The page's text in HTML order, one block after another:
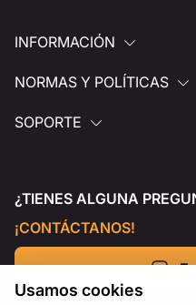
INFORMACIÓN
NORMAS Y POLÍTICAS
SOPORTE
¿TIENES ALGUNA
¡CONTÁCTANOS!
Usamos cookies